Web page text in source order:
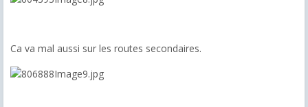
Ca va mal aussi sur les routes secondaires.